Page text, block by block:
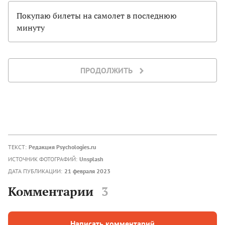
Покупаю билеты на самолет в последнюю
минуту
ПРОДОЛЖИТЬ
ТЕКСТ: Редакция Psychologies.ru
ИСТОЧНИК ФОТОГРАФИЙ: Unsplash
ДАТА ПУБЛИКАЦИИ: 21 февраля 2023
Комментарии 3